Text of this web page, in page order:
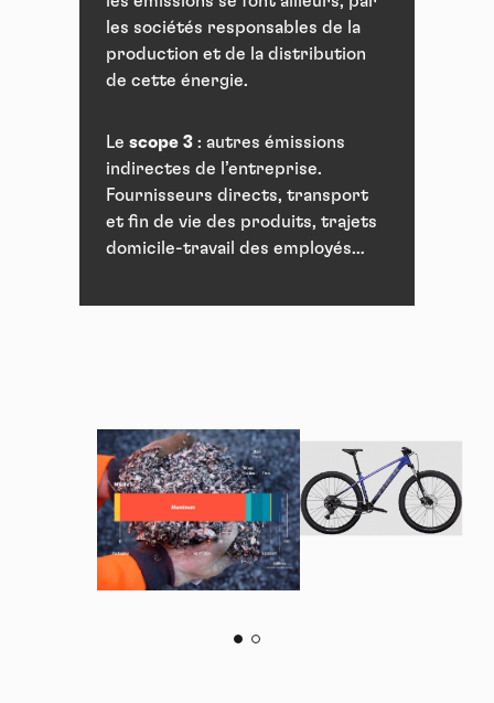
les sociétés responsables de la
production et de la distribution
de cette énergie.
Le scope 3 : autres émissions
indirectes de l’entreprise.
Fournisseurs directs, transport
et fin de vie des produits, trajets
domicile-travail des employés…